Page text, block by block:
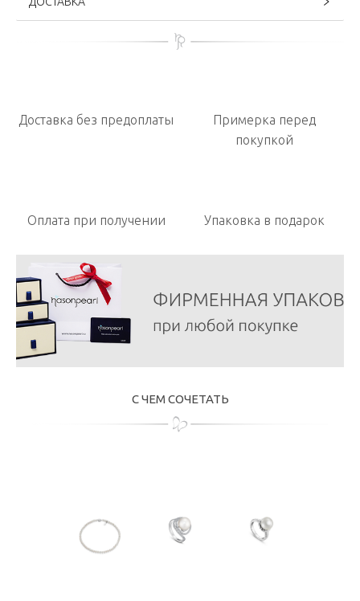
Доставка без предоплаты
Примерка перед
покупкой
Оплата при получении Упаковка в подарок
С ЧЕМ СОЧЕТАТЬ